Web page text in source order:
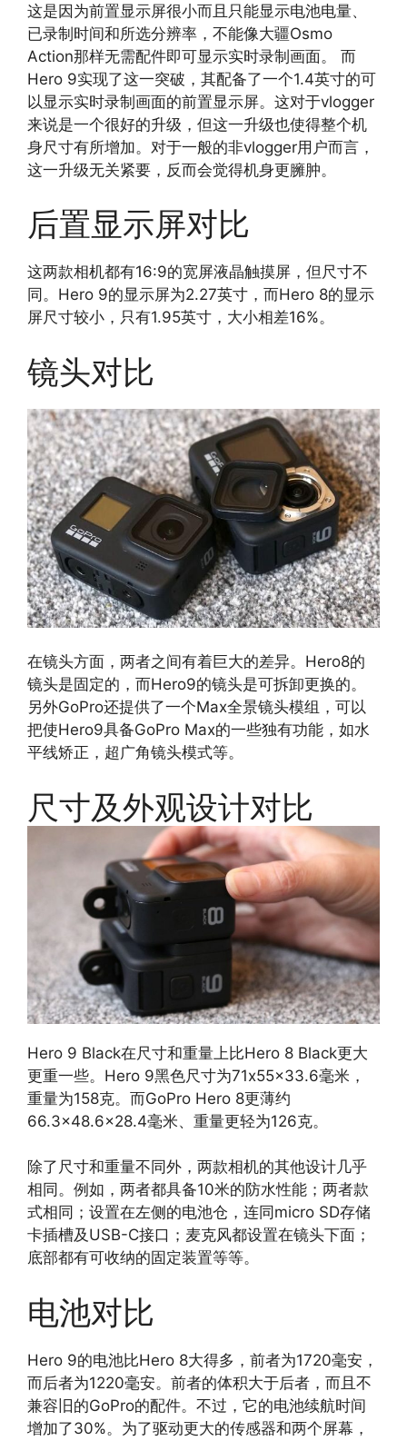
这是因为前置显示屏很小而且只能显示电池电量、
已录制时间和所选分辨率，不能像大疆Osmo
Action那样无需配件即可显示实时录制画面。 而
Hero 9实现了这一突破，其配备了一个1.4英寸的可
以显示实时录制画面的前置显示屏。这对于vlogger
来说是一个很好的升级，但这一升级也使得整个机
身尺寸有所增加。对于一般的非vlogger用户而言，
这一升级无关紧要，反而会觉得机身更臃肿。
后置显示屏对比
这两款相机都有16:9的宽屏液晶触摸屏，但尺寸不
同。Hero 9的显示屏为2.27英寸，而Hero 8的显示
屏尺寸较小，只有1.95英寸，大小相差16%。
镜头对比
在镜头方面，两者之间有着巨大的差异。Hero8的
镜头是固定的，而Hero9的镜头是可拆卸更换的。
另外GoPro还提供了一个Max全景镜头模组，可以
把使Hero9具备GoPro Max的一些独有功能，如水
平线矫正，超广角镜头模式等。
尺寸及外观设计对比
Hero 9 Black在尺寸和重量上比Hero 8 Black更大
更重一些。Hero 9黑色尺寸为71x55x33.6毫米，
重量为158克。而GoPro Hero 8更薄约
66.3×48.6×28.4毫米、重量更轻为126克。
除了尺寸和重量不同外，两款相机的其他设计几乎
相同。例如，两者都具备10米的防水性能；两者款
式相同；设置在左侧的电池仓，连同micro SD存储
卡插槽及USB-C接口；麦克风都设置在镜头下面；
底部都有可收纳的固定装置等等。
电池对比
Hero 9的电池比Hero 8大得多，前者为1720毫安，
而后者为1220毫安。前者的体积大于后者，而且不
兼容旧的GoPro的配件。不过，它的电池续航时间
增加了30%。为了驱动更大的传感器和两个屏幕，